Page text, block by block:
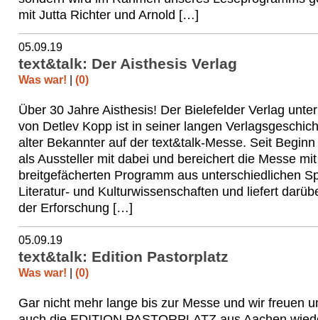
mit Jutta Richter und Arnold […]
05.09.19
text&talk: Der Aisthesis Verlag
Was war! | (0)
Über 30 Jahre Aisthesis! Der Bielefelder Verlag
von Detlev Kopp ist in seiner langen
alter Bekannter auf der text&talk-Messe. Seit
als Aussteller mit dabei und bereichert die Messe
breitgefächerten Programm aus unterschiedlichen
Literatur- und Kulturwissenschaften und liefert
der Erforschung […]
05.09.19
text&talk: Edition Pastorplatz
Was war! | (0)
Gar nicht mehr lange bis zur Messe und wir freuen